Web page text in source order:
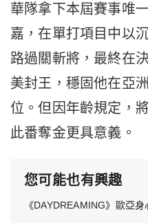
華隊拿下本屆賽事唯
嘉，在單打項目中以
路過關斬將，最終在
美封王，穩固他在亞
位。但因年齡規定，
此番奪金更具意義。
您可能也有興趣
《DAYDREAMING》歐亞